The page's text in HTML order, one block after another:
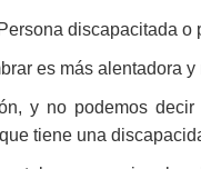
discapacitada
es más alentadora y
y no podemos
tiene una